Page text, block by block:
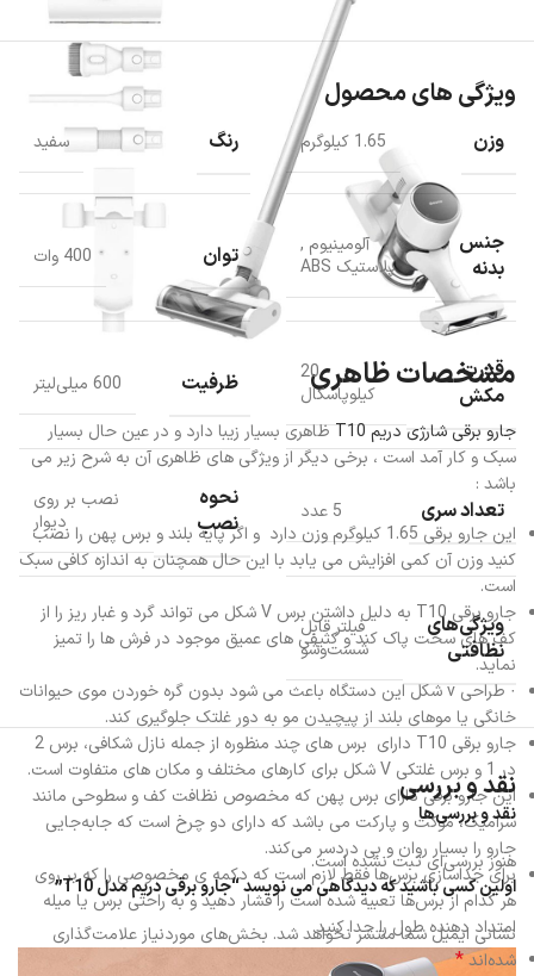
مشخصات ظاهری
جارو برقی شارژی دریم T10
ظاهری بسیار زیبا دارد و در عین حال بسیار
سبک و کار آمد است ، برخی دیگر از ویژگی های ظاهری آن به شرح زیر می
باشد :
این جارو برقی 1.65 کیلوگرم وزن دارد و اگر پایه بلند و برس پهن را نصب
کنید وزن آن کمی افزایش می یابد با این حال همچنان به اندازه کافی سبک
است.
جارو برقی T10 به دلیل داشتن برس V شکل می تواند گرد و غبار ریز را از
کف های سخت پاک کند و کثیفی های عمیق موجود در فرش ها را تمیز
نماید.
· طراحی v شکل این دستگاه باعث می شود بدون گره خوردن موی حیوانات
خانگی یا موهای بلند از پیچیدن مو به دور غلتک جلوگیری کند.
جارو برقی T10 دارای برس های چند منظوره از جمله نازل شکافی، برس 2
در 1 و برس غلتکی V شکل برای کارهای مختلف و مکان های متفاوت است.
این جارو برقی دارای برس پهن که مخصوص نظافت کف و سطوحی مانند
سرامیک، موکت و پارکت می باشد که دارای دو چرخ است که جابه‌جایی
جارو را بسیار روان و بی دردسر می‌کند.
برای جداسازی برس‌ها فقط لازم است که دکمه‌ ی مخصوصی را که بر روی
هر کدام از برس‌ها تعبیه شده است را فشار دهید و به راحتی برس یا میله
امتداد دهنده طول را جدا کنید.
ویژگی های محصول
وزن 1.65 کیلوگرم رنگ سفید
جنس
بدنه
آلومینیوم ,
پلاستیک ABS
توان 400 وات
قدرت
مکش
20
کیلوپاسکال
ظرفیت 600 میلی‌لیتر
تعداد سری 5 عدد
نحوه
نصب
نصب بر روی
دیوار
ویژگی‌های
نظافتی
فیلتر قابل
شست‌وشو
نقد و بررسی
نقد و بررسی‌ها
هنوز بررسی‌ای ثبت نشده است.
اولین کسی باشید که دیدگاهی می نویسد “جارو برقی دریم مدل T10”
نشانی ایمیل شما منتشر نخواهد شد. بخش‌های موردنیاز علامت‌گذاری
شده‌اند*